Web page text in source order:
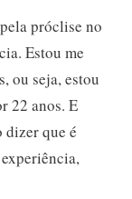
próclise no
Estou me
ou seja, estou
22 anos. E
dizer que é